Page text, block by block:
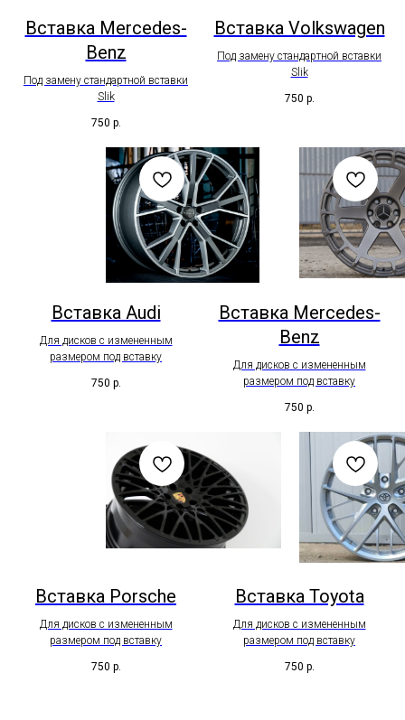
Вставка Mercedes-
Benz
Под замену стандартной вставки
Slik
750 р.
Вставка Volkswagen
Под замену стандартной вставки
Slik
750 р.
Вставка Audi
Для дисков с измененным
размером под вставку
750 р.
Вставка Mercedes-
Benz
Для дисков с измененным
размером под вставку
750 р.
Вставка Porsche
Для дисков с измененным
размером под вставку
750 р.
Вставка Toyota
Для дисков с измененным
размером под вставку
750 р.